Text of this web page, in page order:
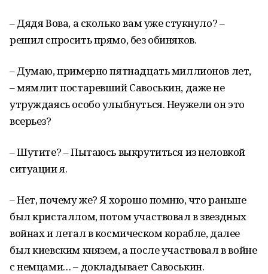
– Дядя Вова, а сколько вам уже стукнуло? –
решил спросить прямо, без обиняков.
– Думаю, примерно пятнадцать миллионов лет,
– мямлит постаревший Савоськин, даже не
утруждаясь особо улыбнуться. Неужели он это
всерьез?
– Шутите? – Пытаюсь выкрутиться из неловкой
ситуации я.
– Нет, почему же? Я хорошо помню, что раньше
был кристаллом, потом участвовал в звездных
войнах и летал в космическом корабле, далее
был киевским князем, а после участвовал в войне
с немцами… – докладывает Савоськин.